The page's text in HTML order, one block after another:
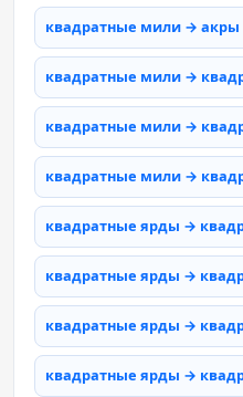
квадратные мили → акры
квадратные мили →
квадратные мили →
квадратные мили →
квадратные ярды →
квадратные ярды →
квадратные ярды →
квадратные ярды →